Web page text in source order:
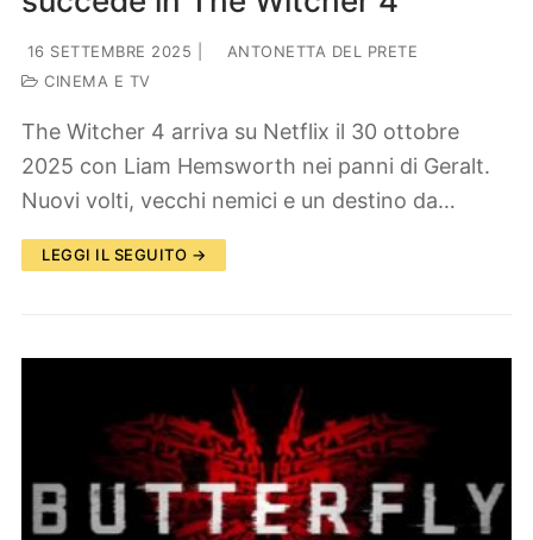
16 SETTEMBRE 2025
ANTONETTA DEL PRETE
CINEMA E TV
The Witcher 4 arriva su Netflix il 30 ottobre
2025 con Liam Hemsworth nei panni di Geralt.
Nuovi volti, vecchi nemici e un destino da…
LEGGI IL SEGUITO →